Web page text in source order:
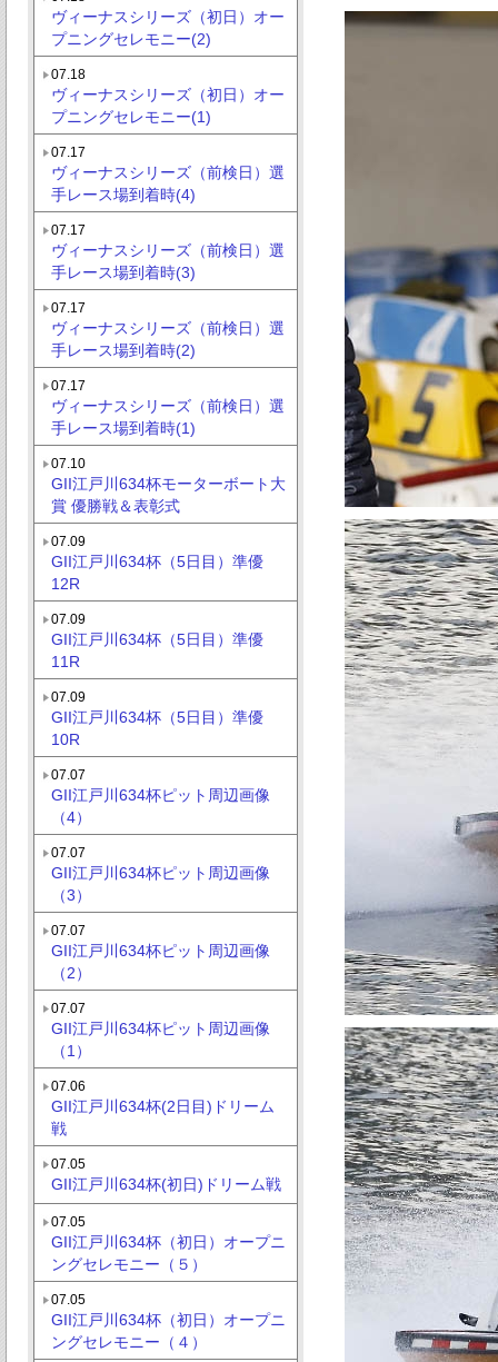
ヴィーナスシリーズ（初日）オー
プニングセレモニー(2)
07.18
ヴィーナスシリーズ（初日）オー
プニングセレモニー(1)
07.17
ヴィーナスシリーズ（前検日）選
手レース場到着時(4)
07.17
ヴィーナスシリーズ（前検日）選
手レース場到着時(3)
07.17
ヴィーナスシリーズ（前検日）選
手レース場到着時(2)
07.17
ヴィーナスシリーズ（前検日）選
手レース場到着時(1)
07.10
GII江戸川634杯モーターボート大
賞 優勝戦＆表彰式
07.09
GII江戸川634杯（5日目）準優
12R
07.09
GII江戸川634杯（5日目）準優
11R
07.09
GII江戸川634杯（5日目）準優
10R
07.07
GII江戸川634杯ピット周辺画像
（4）
07.07
GII江戸川634杯ピット周辺画像
（3）
07.07
GII江戸川634杯ピット周辺画像
（2）
07.07
GII江戸川634杯ピット周辺画像
（1）
07.06
GII江戸川634杯(2日目)ドリーム
戦
07.05
GII江戸川634杯(初日)ドリーム戦
07.05
GII江戸川634杯（初日）オープニ
ングセレモニー（５）
07.05
GII江戸川634杯（初日）オープニ
ングセレモニー（４）